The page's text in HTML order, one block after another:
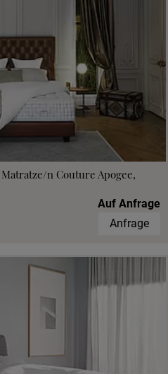
n Couture Apogee,
Auf Anfrage
Anfrage